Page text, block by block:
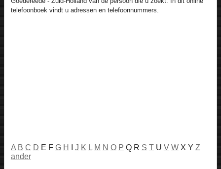
telefoonboek vindt u adressen en telefoonnummers.
A B C D E F G H J K L M N O P Q R S T U V WX Y Z
ander